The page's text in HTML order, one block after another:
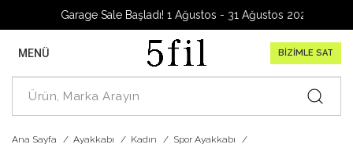
Garage Sale Başladı! 1 Ağustos - 31 Ağustos 2026
MENÜ BİZİMLE SAT
Ana Sayfa Ayakkabı Kadın
Spor Ayakkabı